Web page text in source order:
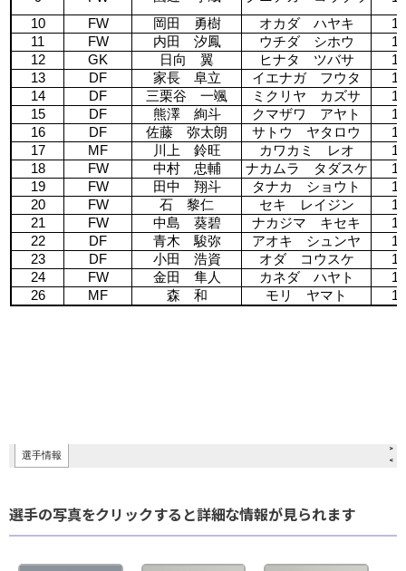
選手の写真をクリックすると詳細な情報が見られます